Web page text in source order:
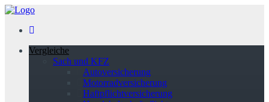
Vergleiche
Sach und KFZ
Autoversicherung
Motorradversicherung
Haftpflichtversicherung